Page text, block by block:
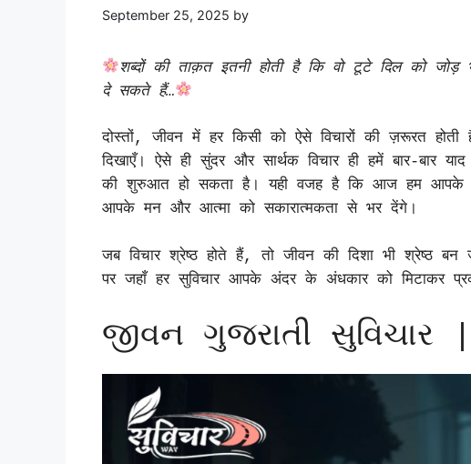
September 25, 2025 by
शब्दों की ताक़त इतनी होती है कि वो टूटे दिल को
दे सकते हैं…
दोस्तों, जीवन में हर किसी को ऐसे विचारों की ज़रूरत
दिखाएँ। ऐसे ही सुंदर और सार्थक विचार ही हमें बार-बार
की शुरुआत हो सकता है। यही वजह है कि आज हम आपके
आपके मन और आत्मा को सकारात्मकता से भर देंगे।
जब विचार श्रेष्ठ होते हैं, तो जीवन की दिशा भी श्रेष्ठ
पर जहाँ हर सुविचार आपके अंदर के अंधकार को मिटाकर
જીવન ગુજરાતી સુવિચાર